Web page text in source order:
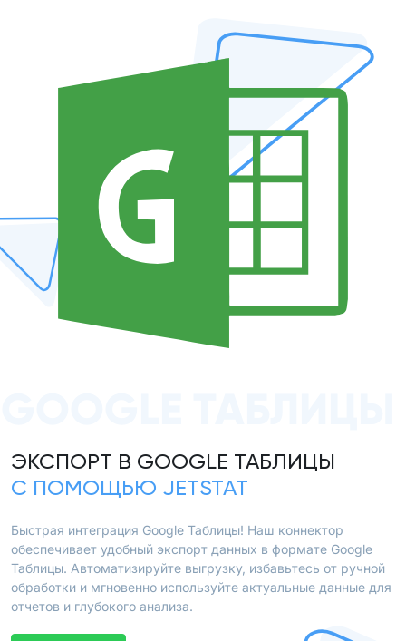
ЭКСПОРТ В GOOGLE ТАБЛИЦЫ
С ПОМОЩЬЮ JETSTAT
Быстрая интеграция Google Таблицы! Наш коннектор
обеспечивает удобный экспорт данных в формате Google
Таблицы. Автоматизируйте выгрузку, избавьтесь от ручной
обработки и мгновенно используйте актуальные данные для
отчетов и глубокого анализа.